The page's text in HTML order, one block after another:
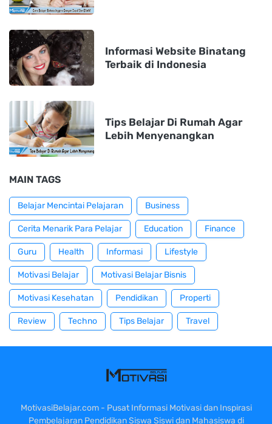
Informasi Website Binatang
Terbaik di Indonesia
Tips Belajar Di Rumah Agar
Lebih Menyenangkan
MAIN TAGS
Belajar Mencintai Pelajaran Business
Cerita Menarik Para Pelajar Education Finance
Guru Health Informasi Lifestyle
Motivasi Belajar Motivasi Belajar Bisnis
Motivasi Kesehatan Pendidikan Properti
Review Techno Tips Belajar Travel
MotivasiBelajar.com - Pusat Informasi Motivasi dan Inspirasi
Pembelajaran Pendidikan Siswa Siswi dan Mahasiswa di